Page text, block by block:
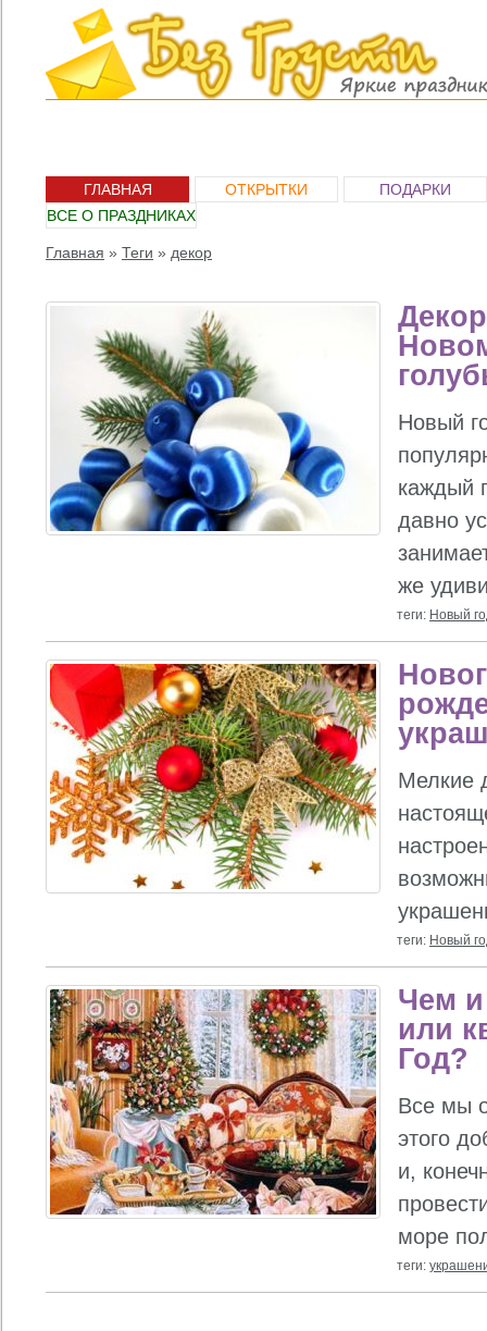
ГЛАВНАЯ ОТКРЫТКИ
ПОДАРКИ
ВСЕ О ПРАЗДНИКАХ
Главная » Теги » декор
Новый
каждый
давно
же
теги: Новый
Мелкие
теги: Новый
Чем и
или
Год?
Все мы
этого
и,
море
теги: